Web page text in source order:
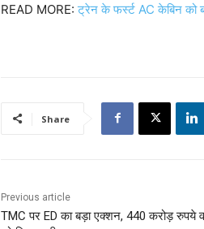
READ MORE:ट्रेन के फर्स्ट AC केबिन को
Share
Previous article
TMC पर ED का बड़ा एक्शन, 440 करोड़ रुपये